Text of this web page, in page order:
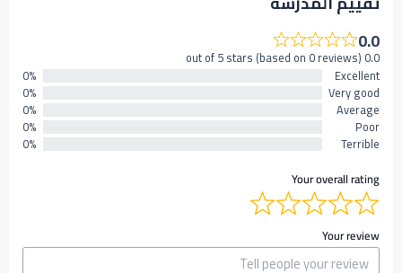
0.0
0.0 out of 5 stars (based on 0 reviews)
Excellent
0%
Very good
0%
Average
0%
Poor
0%
Terrible
0%
Your overall rating
Your review